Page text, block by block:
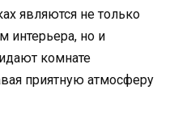
являются не только
интерьера, но и
комнате
приятную атмосферу